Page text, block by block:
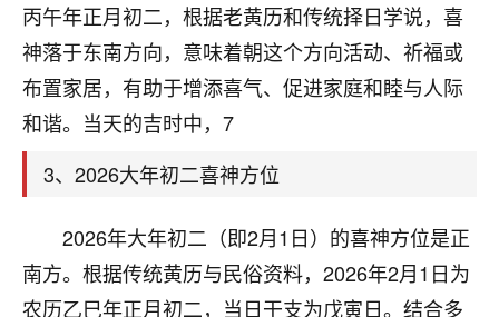
丙午年正月初二，根据老黄历和传统择日学说，喜
神落于东南方向，意味着朝这个方向活动、祈福或
布置家居，有助于增添喜气、促进家庭和睦与人际
和谐。当天的吉时中，7
3、2026大年初二喜神方位
2026年大年初二（即2月1日）的喜神方位是正
南方。根据传统黄历与民俗资料，2026年2月1日为
农历乙巳年正月初二，当日干支为戊寅日。结合多
心若莲花
我是做餐饮的，这两年，生意屡屡受挫，店开一家关
一家，要么生意不好，生意好的就出事。前些年攒的
家底快败光了，真是倒霉！我也想找人看看到底怎么
回事？
鹿森：你可以找老师看看，人有时不服命不行
太阳当空赵：我也做餐饮的，生意不算大，但
是我从找店开始都是找慧来老师跟进的，选
址、风水、还有开业日子，哪哪都看了，虽然